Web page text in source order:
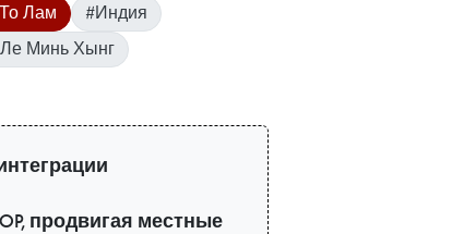
Лам
#Индия
Минь Хынг
продвигая местные